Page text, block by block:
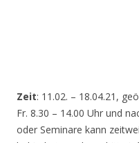
Zeit: 11.02. – 18.04.21,
Fr. 8.30 – 14.00 Uhr und
oder Seminare kann